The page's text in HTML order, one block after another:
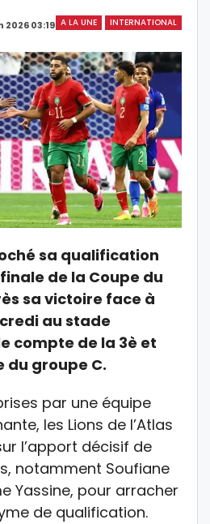
A LA UNE INTERNATIONAL
2026 03:19
sa qualification
de la Coupe du
sa victoire face à
au stade
compte de la 3è et
du groupe C.
par une équipe
les Lions de l’Atlas
l’apport décisif de
notamment Soufiane
Yassine, pour arracher
de qualification.